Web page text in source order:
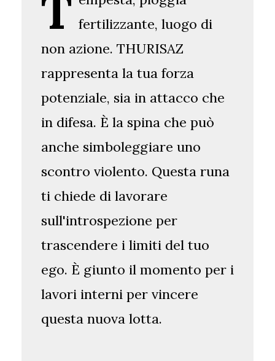
fertilizzante, luogo di
non azione. THURISAZ
rappresenta la tua forza
potenziale, sia in attacco che
in difesa. È la spina che può
anche simboleggiare uno
scontro violento. Questa runa
ti chiede di lavorare
sull'introspezione per
trascendere i limiti del tuo
ego. È giunto il momento per i
lavori interni per vincere
questa nuova lotta.